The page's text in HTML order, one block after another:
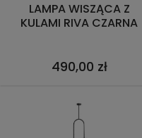
LAMPA WISZĄCA Z
KULAMI RIVA CZARNA
490,00 zł